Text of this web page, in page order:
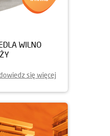
WILNO
się więcej